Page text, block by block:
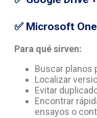
✅ Microsoft
Para qué sirven:
Buscar planos
Localizar
Evitar
Encontrar
ensayos o